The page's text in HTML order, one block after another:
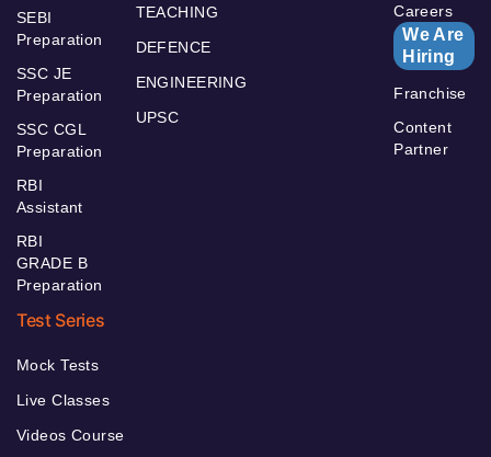
SEBI
Preparation
SSC JE
Preparation
SSC CGL
Preparation
RBI
Assistant
RBI
GRADE B
Preparation
TEACHING
DEFENCE
ENGINEERING
UPSC
Careers
We Are
Hiring
Franchise
Content
Partner
Test Series
Mock Tests
Live Classes
Videos Course